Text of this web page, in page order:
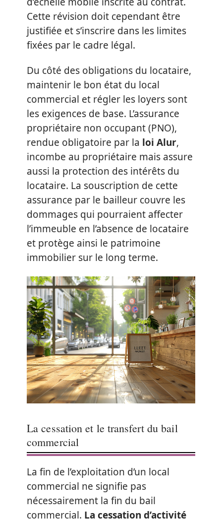
Cette révision doit cependant être
justifiée et s’inscrire dans les limites
fixées par le cadre légal.
Du côté des obligations du locataire,
maintenir le bon état du local
commercial et régler les loyers sont
les exigences de base. L’assurance
propriétaire non occupant (PNO),
rendue obligatoire par la loi Alur,
incombe au propriétaire mais assure
aussi la protection des intérêts du
locataire. La souscription de cette
assurance par le bailleur couvre les
dommages qui pourraient affecter
l’immeuble en l’absence de locataire
et protège ainsi le patrimoine
immobilier sur le long terme.
La cessation et le transfert du bail
commercial
La fin de l’exploitation d’un local
commercial ne signifie pas
nécessairement la fin du bail
commercial. La cessation d’activité